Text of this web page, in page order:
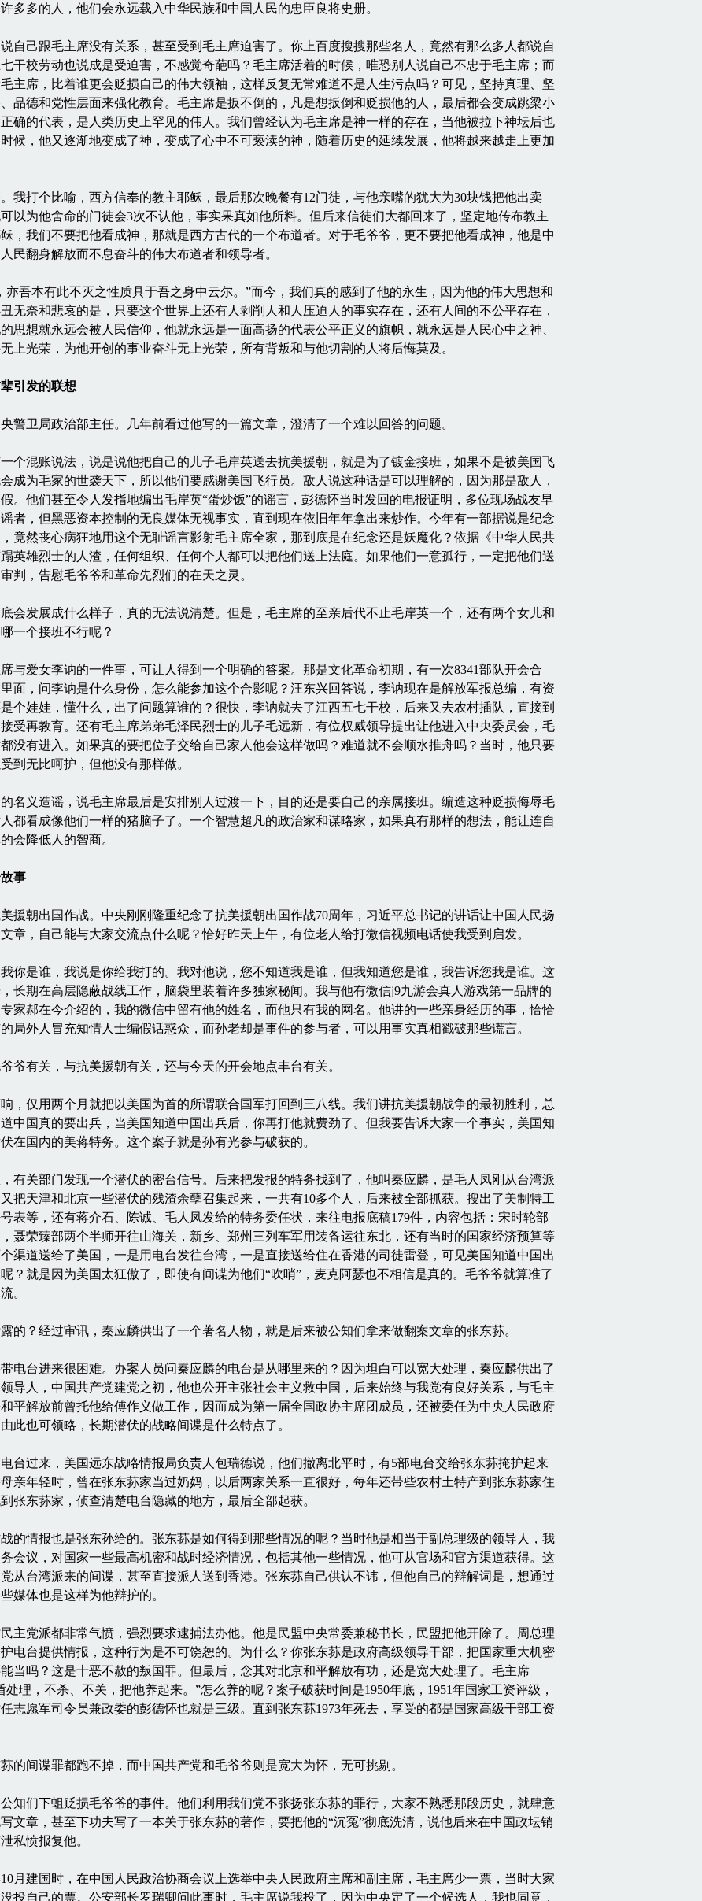
多多的人，他们会永远载入中华民族和中国人民的忠臣良将史册。
己跟毛主席没有关系，甚至受到毛主席迫害了。你上百度搜搜那些名人，竟然有那么多人都说自
干校劳动也说成是受迫害，不感觉奇葩吗？毛主席活着的时候，唯恐别人说自己不忠于毛主席；而
主席，比着谁更会贬损自己的伟大领袖，这样反复无常难道不是人生污点吗？可见，坚持真理、坚
品德和党性层面来强化教育。毛主席是扳不倒的，凡是想扳倒和贬损他的人，最后都会变成跳梁小
确的代表，是人类历史上罕见的伟人。我们曾经认为毛主席是神一样的存在，当他被拉下神坛后也
候，他又逐渐地变成了神，变成了心中不可亵渎的神，随着历史的延续发展，他将越来越走上更加
打个比喻，西方信奉的教主耶稣，最后那次晚餐有12门徒，与他亲嘴的犹大为30块钱把他出卖
以为他舍命的门徒会3次不认他，事实果真如他所料。但后来信徒们大都回来了，坚定地传布教主
，我们不要把他看成神，那就是西方古代的一个布道者。对于毛爷爷，更不要把他看成神，他是中
民翻身解放而不息奋斗的伟大布道者和领导者。
本有此不灭之性质具于吾之身中云尔。”而今，我们真的感到了他的永生，因为他的伟大思想和
无奈和悲哀的是，只要这个世界上还有人剥削人和人压迫人的事实存在，还有人间的不公平存在，
思想就永远会被人民信仰，他就永远是一面高扬的代表公平正义的旗帜，就永远是人民心中之神、
上光荣，为他开创的事业奋斗无上光荣，所有背叛和与他切割的人将后悔莫及。
引发的联想
卫局政治部主任。几年前看过他写的一篇文章，澄清了一个难以回答的问题。
混账说法，说是说他把自己的儿子毛岸英送去抗美援朝，就是为了镀金接班，如果不是被美国飞
成为毛家的世袭天下，所以他们要感谢美国飞行员。敌人说这种话是可以理解的，因为那是敌人，
。他们甚至令人发指地编出毛岸英“蛋炒饭”的谣言，彭德怀当时发回的电报证明，多位现场战友早
者，但黑恶资本控制的无良媒体无视事实，直到现在依旧年年拿出来炒作。今年有一部据说是纪念
竟然丧心病狂地用这个无耻谣言影射毛主席全家，那到底是在纪念还是妖魔化？依据《中华人民共
英雄烈士的人渣，任何组织、任何个人都可以把他们送上法庭。如果他们一意孤行，一定把他们送
判，告慰毛爷爷和革命先烈们的在天之灵。
发展成什么样子，真的无法说清楚。但是，毛主席的至亲后代不止毛岸英一个，还有两个女儿和
一个接班不行呢？
爱女李讷的一件事，可让人得到一个明确的答案。那是文化革命初期，有一次8341部队开会合
面，问李讷是什么身份，怎么能参加这个合影呢？汪东兴回答说，李讷现在是解放军报总编，有资
个娃娃，懂什么，出了问题算谁的？很快，李讷就去了江西五七干校，后来又去农村插队，直接到
受再教育。还有毛主席弟弟毛泽民烈士的儿子毛远新，有位权威领导提出让他进入中央委员会，毛
没有进入。如果真的要把位子交给自己家人他会这样做吗？难道就不会顺水推舟吗？当时，他只要
到无比呵护，但他没有那样做。
义造谣，说毛主席最后是安排别人过渡一下，目的还是要自己的亲属接班。编造这种贬损侮辱毛
都看成像他们一样的猪脑子了。一个智慧超凡的政治家和谋略家，如果真有那样的想法，能让连自
会降低人的智商。
事
朝出国作战。中央刚刚隆重纪念了抗美援朝出国作战70周年，习近平总书记的讲话让中国人民扬
章，自己能与大家交流点什么呢？恰好昨天上午，有位老人给打微信视频电话使我受到启发。
是谁，我说是你给我打的。我对他说，您不知道我是谁，但我知道您是谁，我告诉您我是谁。这
长期在高层隐蔽战线工作，脑袋里装着许多独家秘闻。我与他有微信j9九游会真人游戏第一品牌的
家郝在今介绍的，我的微信中留有他的姓名，而他只有我的网名。他讲的一些亲身经历的事，恰恰
局外人冒充知情人士编假话惑众，而孙老却是事件的参与者，可以用事实真相戳破那些谎言。
有关，与抗美援朝有关，还与今天的开会地点丰台有关。
仅用两个月就把以美国为首的所谓联合国军打回到三八线。我们讲抗美援朝战争的最初胜利，总
中国真的要出兵，当美国知道中国出兵后，你再打他就费劲了。但我要告诉大家一个事实，美国知
在国内的美蒋特务。这个案子就是孙有光参与破获的。
关部门发现一个潜伏的密台信号。后来把发报的特务找到了，他叫秦应麟，是毛人凤刚从台湾派
把天津和北京一些潜伏的残渣余孽召集起来，一共有10多个人，后来被全部抓获。搜出了美制特工
表等，还有蒋介石、陈诚、毛人凤发给的特务委任状，来往电报底稿179件，内容包括：宋时轮部
聂荣臻部两个半师开往山海关，新乡、郑州三列车军用装备运往东北，还有当时的国家经济预算等
渠道送给了美国，一是用电台发往台湾，一是直接送给住在香港的司徒雷登，可见美国知道中国出
？就是因为美国太狂傲了，即使有间谍为他们“吹哨”，麦克阿瑟也不相信是真的。毛爷爷就算准了
。
？经过审讯，秦应麟供出了一个著名人物，就是后来被公知们拿来做翻案文章的张东荪。
台进来很困难。办案人员问秦应麟的电台是从哪里来的？因为坦白可以宽大处理，秦应麟供出了
导人，中国共产党建党之初，他也公开主张社会主义救中国，后来始终与我党有良好关系，与毛主
平解放前曾托他给傅作义做工作，因而成为第一届全国政协主席团成员，还被委任为中央人民政府
此也可领略，长期潜伏的战略间谍是什么特点了。
过来，美国远东战略情报局负责人包瑞德说，他们撤离北平时，有5部电台交给张东荪掩护起来
亲年轻时，曾在张东荪家当过奶妈，以后两家关系一直很好，每年还带些农村土特产到张东荪家住
张东荪家，侦查清楚电台隐藏的地方，最后全部起获。
情报也是张东孙给的。张东荪是如何得到那些情况的呢？当时他是相当于副总理级的领导人，我
会议，对国家一些最高机密和战时经济情况，包括其他一些情况，他可从官场和官方渠道获得。这
从台湾派来的间谍，甚至直接派人送到香港。张东荪自己供认不讳，但他自己的辩解词是，想通过
媒体也是这样为他辩护的。
党派都非常气愤，强烈要求逮捕法办他。他是民盟中央常委兼秘书长，民盟把他开除了。周总理
电台提供情报，这种行为是不可饶恕的。为什么？你张东荪是政府高级领导干部，把国家重大机密
当吗？这是十恶不赦的叛国罪。但最后，念其对北京和平解放有功，还是宽大处理了。毛主席
理，不杀、不关，把他养起来。”怎么养的呢？案子破获时间是1950年底，1951年国家工资评级，
志愿军司令员兼政委的彭德怀也就是三级。直到张东荪1973年死去，享受的都是国家高级干部工资
间谍罪都跑不掉，而中国共产党和毛爷爷则是宽大为怀，无可挑剔。
们下蛆贬损毛爷爷的事件。他们利用我们党不张扬张东荪的罪行，大家不熟悉那段历史，就肆意
文章，甚至下功夫写了一本关于张东荪的著作，要把他的“沉冤”彻底洗清，说他后来在中国政坛销
私愤报复他。
建国时，在中国人民政治协商会议上选举中央人民政府主席和副主席，毛主席少一票，当时大家
投自己的票。公安部长罗瑞卿问此事时，毛主席说我投了，因为中央定了一个候选人，我也同意，